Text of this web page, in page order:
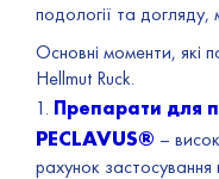
подології та догляду,
Основні моменти, які
Hellmut Ruck.
1. Препарати для
PECLAVUS® –
рахунок